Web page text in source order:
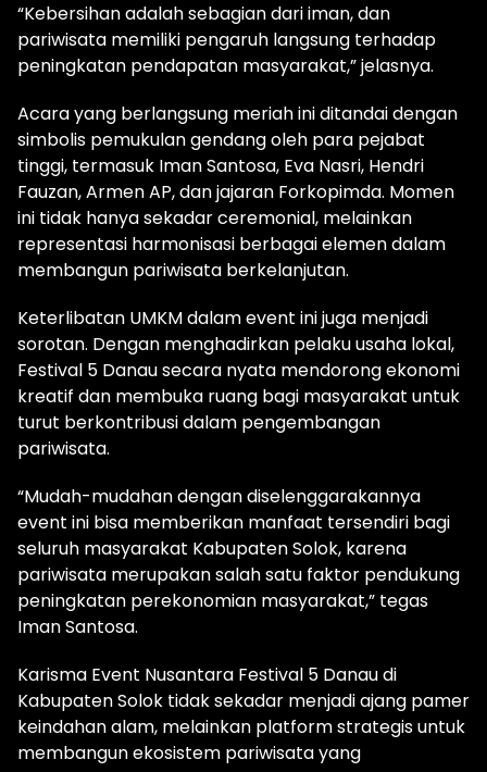
“Kebersihan adalah sebagian dari iman, dan
pariwisata memiliki pengaruh langsung terhadap
peningkatan pendapatan masyarakat,” jelasnya.
Acara yang berlangsung meriah ini ditandai dengan
simbolis pemukulan gendang oleh para pejabat
tinggi, termasuk Iman Santosa, Eva Nasri, Hendri
Fauzan, Armen AP, dan jajaran Forkopimda. Momen
ini tidak hanya sekadar ceremonial, melainkan
representasi harmonisasi berbagai elemen dalam
membangun pariwisata berkelanjutan.
Keterlibatan UMKM dalam event ini juga menjadi
sorotan. Dengan menghadirkan pelaku usaha lokal,
Festival 5 Danau secara nyata mendorong ekonomi
kreatif dan membuka ruang bagi masyarakat untuk
turut berkontribusi dalam pengembangan
pariwisata.
“Mudah-mudahan dengan diselenggarakannya
event ini bisa memberikan manfaat tersendiri bagi
seluruh masyarakat Kabupaten Solok, karena
pariwisata merupakan salah satu faktor pendukung
peningkatan perekonomian masyarakat,” tegas
Iman Santosa.
Karisma Event Nusantara Festival 5 Danau di
Kabupaten Solok tidak sekadar menjadi ajang pamer
keindahan alam, melainkan platform strategis untuk
membangun ekosistem pariwisata yang